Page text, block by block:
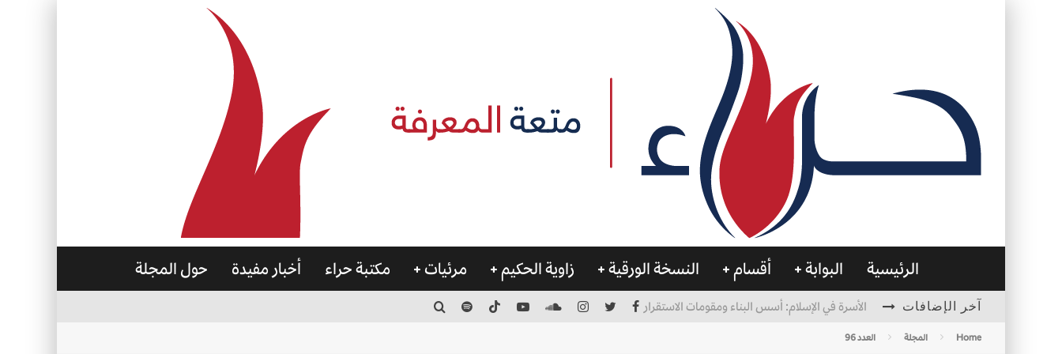
الرئيسية البوابة أقسام النسخة الورقية زاوية الحكيم مرئيات مكتبة حراء أخبار مفيدة حول المجلة
آخر الإضافات الأسرة في الإسلام: أسس البناء ومقومات الاستقرار
العظام… صمتٌ يحمل الحياة Home المجلة العدد 96